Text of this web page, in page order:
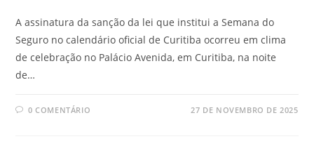
A assinatura da sanção da lei que institui a Semana do
Seguro no calendário oficial de Curitiba ocorreu em clima
de celebração no Palácio Avenida, em Curitiba, na noite
de…
0 COMENTÁRIO 27 DE NOVEMBRO DE 2025